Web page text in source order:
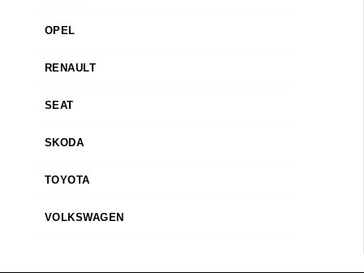
OPEL
RENAULT
SEAT
SKODA
TOYOTA
VOLKSWAGEN